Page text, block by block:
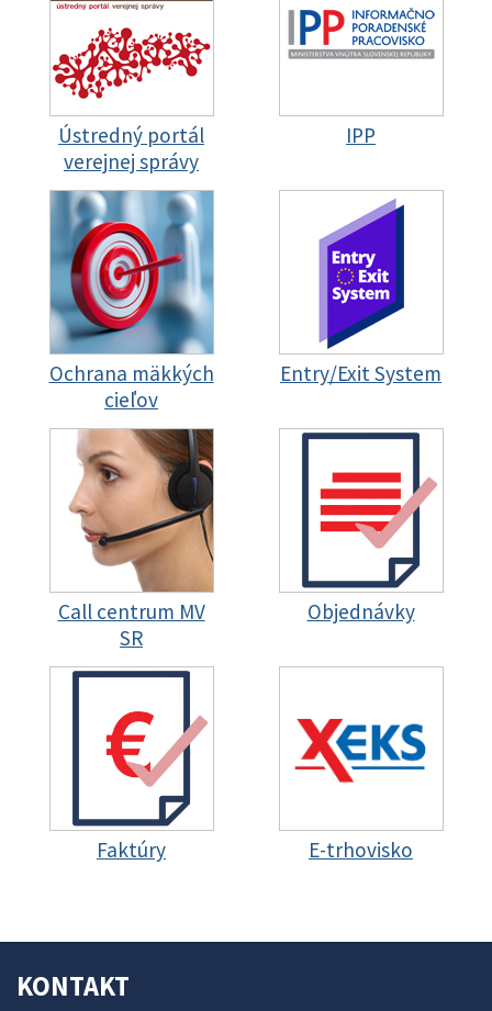
Ústredný portál
verejnej správy
IPP
Ochrana mäkkých
cieľov
Entry/Exit System
Call centrum MV
SR
Objednávky
Faktúry E-trhovisko
KONTAKT